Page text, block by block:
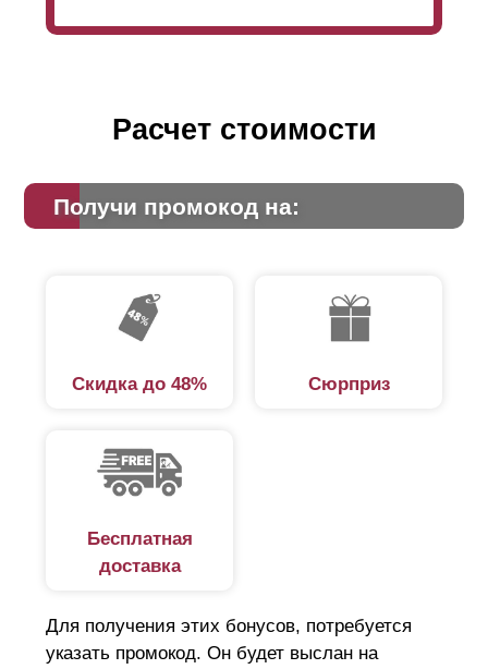
Расчет стоимости
Получи промокод на:
Скидка до 48% Сюрприз
Бесплатная
доставка
Для получения этих бонусов, потребуется
указать промокод. Он будет выслан на